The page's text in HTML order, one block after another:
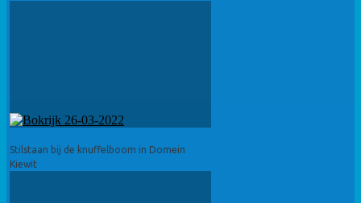
Stilstaan bij de knuffelboom in Domein
Kiewit